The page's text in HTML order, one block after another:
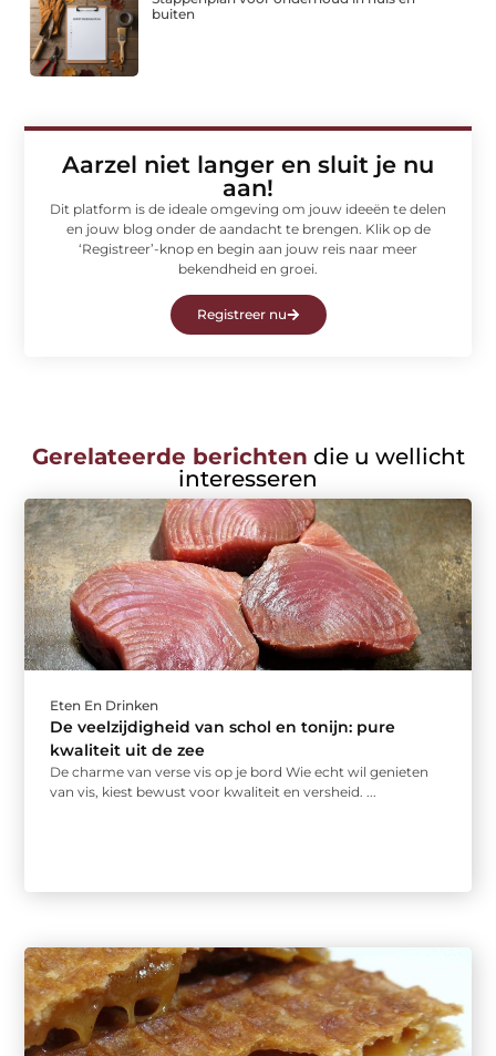
buiten
Aarzel niet langer en sluit je nu
aan!
Dit platform is de ideale omgeving om jouw ideeën te delen
en jouw blog onder de aandacht te brengen. Klik op de
‘Registreer’-knop en begin aan jouw reis naar meer
bekendheid en groei.
Registreer nu
Gerelateerde berichten die u wellicht
interesseren
Eten En Drinken
De veelzijdigheid van schol en tonijn: pure
kwaliteit uit de zee
De charme van verse vis op je bord Wie echt wil genieten
van vis, kiest bewust voor kwaliteit en versheid. ...